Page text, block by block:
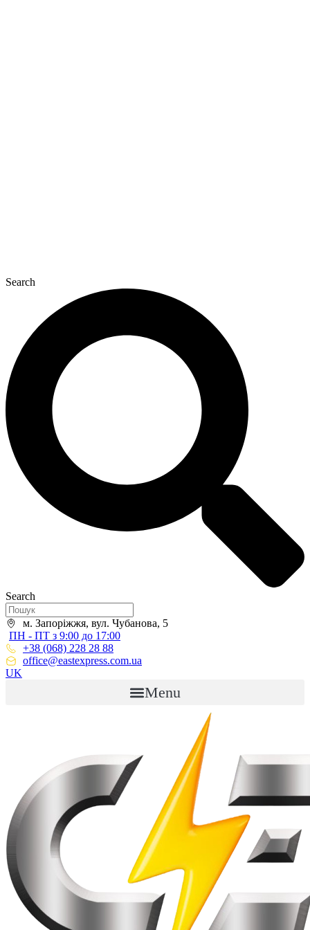
Search
Search
м. Запоріжжя, вул. Чубанова, 5
ПН - ПТ з 9:00 до 17:00
+38 (068) 228 28 88
office@eastexpress.com.ua
UK
Menu